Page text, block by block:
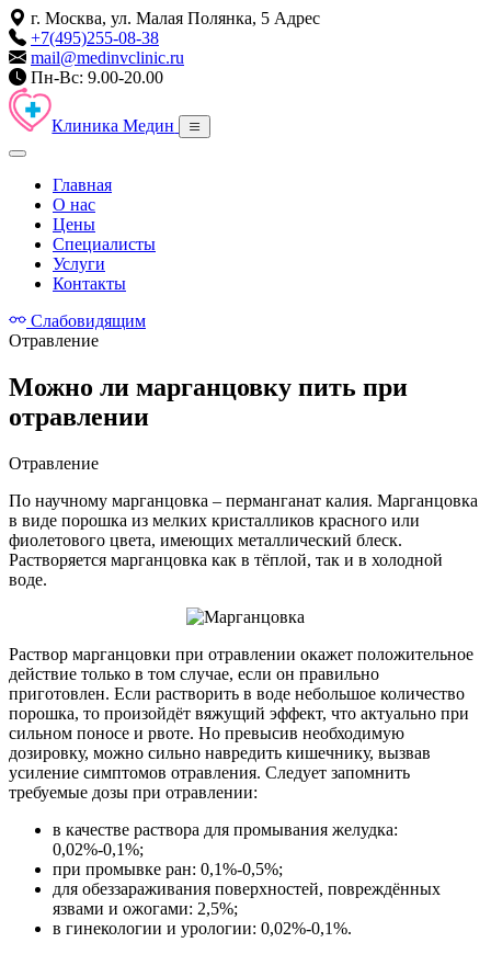
г. Москва, ул. Малая Полянка, 5 Адрес
+7(495)255-08-38
mail@medinvclinic.ru
Пн-Вс: 9.00-20.00
Клиника Медин
Главная
О нас
Цены
Специалисты
Услуги
Контакты
Слабовидящим
Отравление
Можно ли марганцовку пить при
отравлении
Отравление
По научному марганцовка – перманганат калия. Марганцовка
в виде порошка из мелких кристалликов красного или
фиолетового цвета, имеющих металлический блеск.
Растворяется марганцовка как в тёплой, так и в холодной
воде.
Раствор марганцовки при отравлении окажет положительное
действие только в том случае, если он правильно
приготовлен. Если растворить в воде небольшое количество
порошка, то произойдёт вяжущий эффект, что актуально при
сильном поносе и рвоте. Но превысив необходимую
дозировку, можно сильно навредить кишечнику, вызвав
усиление симптомов отравления. Следует запомнить
требуемые дозы при отравлении:
в качестве раствора для промывания желудка:
0,02%-0,1%;
при промывке ран: 0,1%-0,5%;
для обеззараживания поверхностей, повреждённых
язвами и ожогами: 2,5%;
в гинекологии и урологии: 0,02%-0,1%.